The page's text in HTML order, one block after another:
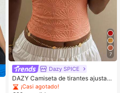
7
Dazy SPICE
DAZY Camiseta de tirantes ajustad
a con plisado jacquard versátil para
¡Casi agotado!